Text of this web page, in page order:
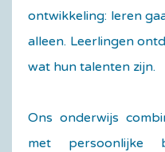
ontwikkeling: leren
alleen. Leerlingen
wat hun talenten zijn.
Ons onderwijs
met persoonlijke